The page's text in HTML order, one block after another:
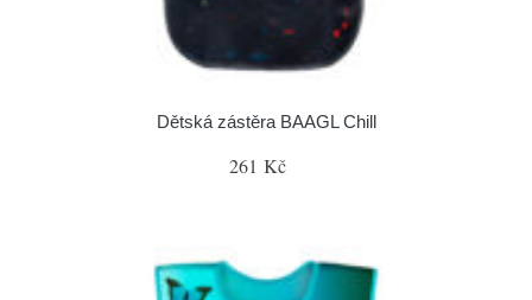
Dětská zástěra BAAGL Chill
261 Kč